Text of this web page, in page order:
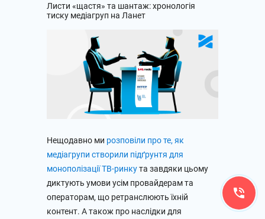
Листи «щастя» та шантаж: хронологія
тиску медіагруп на Ланет
Нещодавно ми розповіли про те, як
медіагрупи створили підґрунтя для
монополізації ТВ-ринкута завдяки цьому
диктують умови усім провайдерам та
операторам, що ретранслюють їхній
контент. А також про наслідки для